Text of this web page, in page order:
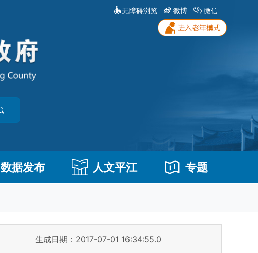
无障碍浏览 微博 微信
数据发布 人文平江 专题
生成日期：2017-07-01 16:34:55.0